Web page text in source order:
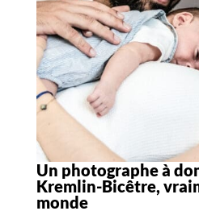
Un photographe à
Kremlin-Bicêtre,
monde